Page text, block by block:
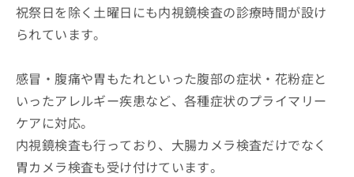
祝祭日を除く土曜日にも内視鏡検査の診療時間が設け
られています。
感冒・腹痛や胃もたれといった腹部の症状・花粉症と
いったアレルギー疾患など、各種症状のプライマリー
ケアに対応。
内視鏡検査も行っており、大腸カメラ検査だけでなく
胃カメラ検査も受け付けています。